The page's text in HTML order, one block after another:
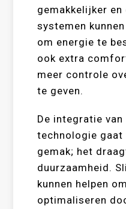
gemakkelijker
systemen
om energie te
ook extra
meer controle
te geven.
De integratie
technologie gaat
gemak; het
duurzaamheid.
kunnen helpen
optimaliseren